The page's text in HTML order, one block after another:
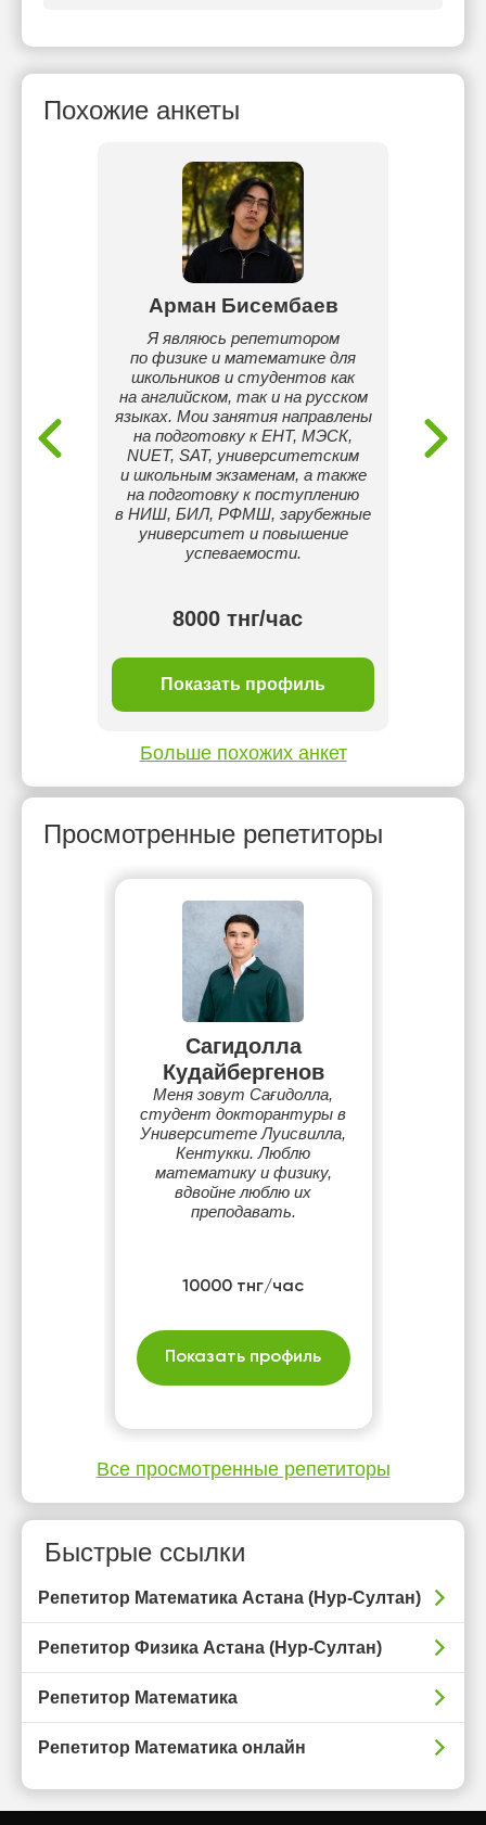
Похожие анкеты
Math.
Арман Бисембаев
Я являюсь репетитором
по физике и математике для
школьников и студентов как
на английском, так и на русском
языках. Мои занятия направлены
на подготовку к ЕНТ, МЭСК,
NUET, SAT, университетским
и школьным экзаменам, а также
на подготовку к поступлению
в НИШ, БИЛ, РФМШ, зарубежные
университет и повышение
успеваемости.
8000 тнг/час
Показать профиль
Больше похожих анкет
Просмотренные репетиторы
Сагидолла
Кудайбергенов
Меня зовут Сағидолла,
студент докторантуры в
Университете Луисвилла,
Кентукки. Люблю
математику и физику,
вдвойне люблю их
преподавать.
10000 тнг/час
Показать профиль
Все просмотренные репетиторы
Быстрые ссылки
Репетитор Математика Астана (Нур-Султан)
Репетитор Физика Астана (Нур-Султан)
Репетитор Математика
Репетитор Математика онлайн